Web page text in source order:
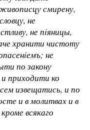
смирену,
не
не пiяницы,
хранити чистоту
не
по закону
приходити ко
извещатись, и по
и в молитвах и в
всякаго